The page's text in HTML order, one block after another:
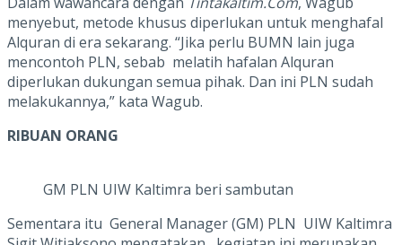
menyebut, metode khusus diperlukan untuk menghafal
Alquran di era sekarang. “Jika perlu BUMN lain juga
mencontoh PLN, sebab melatih hafalan Alquran
diperlukan dukungan semua pihak. Dan ini PLN sudah
melakukannya,” kata Wagub.
RIBUAN ORANG
GM PLN UIW Kaltimra beri sambutan
Sementara itu General Manager (GM) PLN UIW Kaltimra